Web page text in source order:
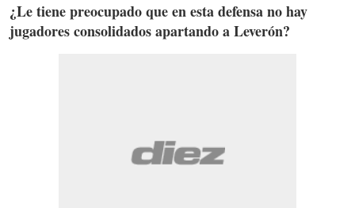
¿Le tiene preocupado que en esta defensa no hay
jugadores consolidados apartando a Leverón?